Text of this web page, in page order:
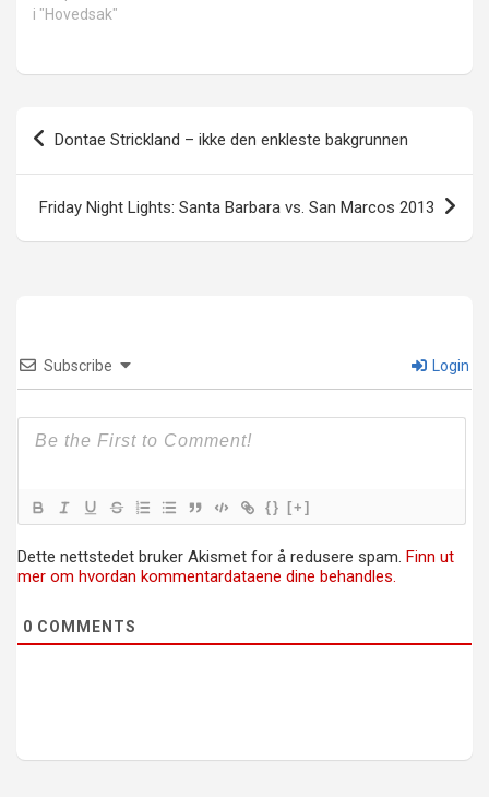
i "Hovedsak"
Innleggsnavigasjon
Dontae Strickland – ikke den enkleste bakgrunnen
Friday Night Lights: Santa Barbara vs. San Marcos 2013
Subscribe Login
{} [+]
Dette nettstedet bruker Akismet for å redusere spam. Finn ut
mer om hvordan kommentardataene dine behandles.
0 COMMENTS